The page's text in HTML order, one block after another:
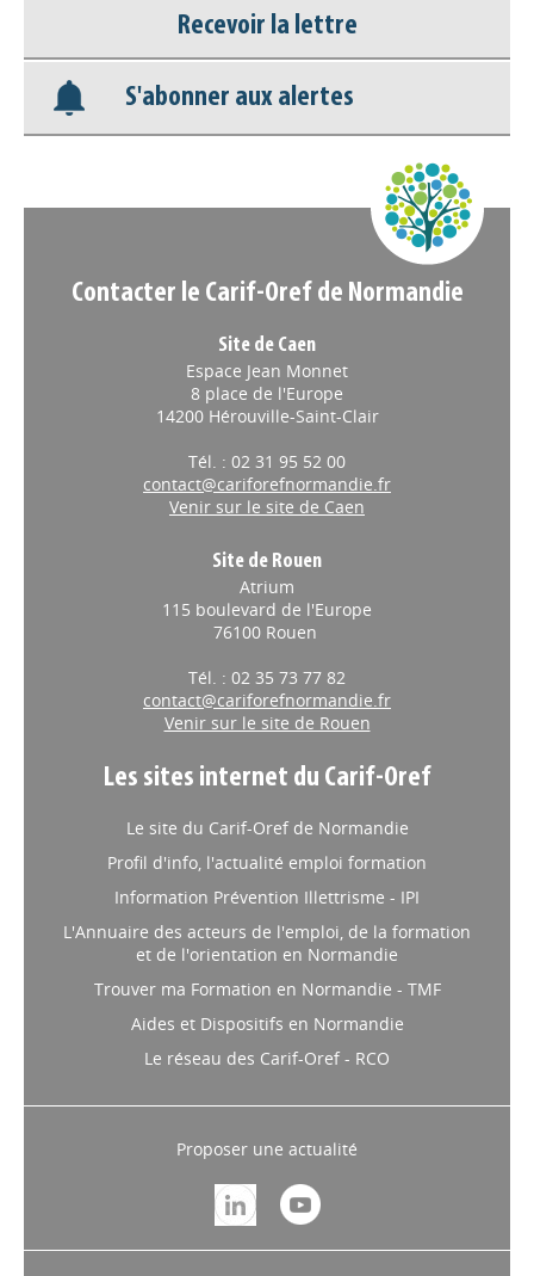
Base documentaire
Nos veilles Scoop.it
Recevoir la lettre
S'abonner aux alertes
Contacter le Carif-Oref de Normandie
Site de Caen
Espace Jean Monnet
8 place de l'Europe
14200 Hérouville-Saint-Clair
Tél. : 02 31 95 52 00
contact@cariforefnormandie.fr
Venir sur le site de Caen
Site de Rouen
Atrium
115 boulevard de l'Europe
76100 Rouen
Tél. : 02 35 73 77 82
contact@cariforefnormandie.fr
Venir sur le site de Rouen
Les sites internet du Carif-Oref
Le site du Carif-Oref de Normandie
Profil d'info, l'actualité emploi formation
Information Prévention Illettrisme - IPI
L'Annuaire des acteurs de l'emploi, de la formation
et de l'orientation en Normandie
Trouver ma Formation en Normandie - TMF
Aides et Dispositifs en Normandie
Le réseau des Carif-Oref - RCO
Proposer une actualité